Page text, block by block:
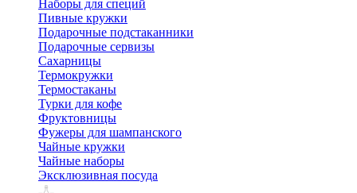
Наборы для специй
Пивные кружки
Подарочные подстаканники
Подарочные сервизы
Сахарницы
Термокружки
Термостаканы
Турки для кофе
Фруктовницы
Фужеры для шампанского
Чайные кружки
Чайные наборы
Эксклюзивная посуда